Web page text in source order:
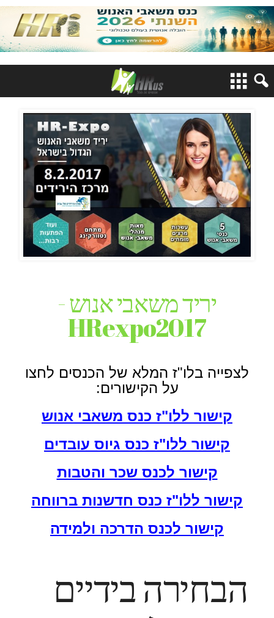
יריד משאבי אנוש -
HRexpo2017
לצפייה בלו"ז המלא של הכנסים לחצו
על הקישורים:
קישור ללו"ז כנס משאבי אנוש
קישור ללו"ז כנס גיוס עובדים
קישור לכנס שכר והטבות
קישור ללו"ז כנס חדשנות ברווחה
קישור לכנס הדרכה ולמידה
הבחירה בידיים